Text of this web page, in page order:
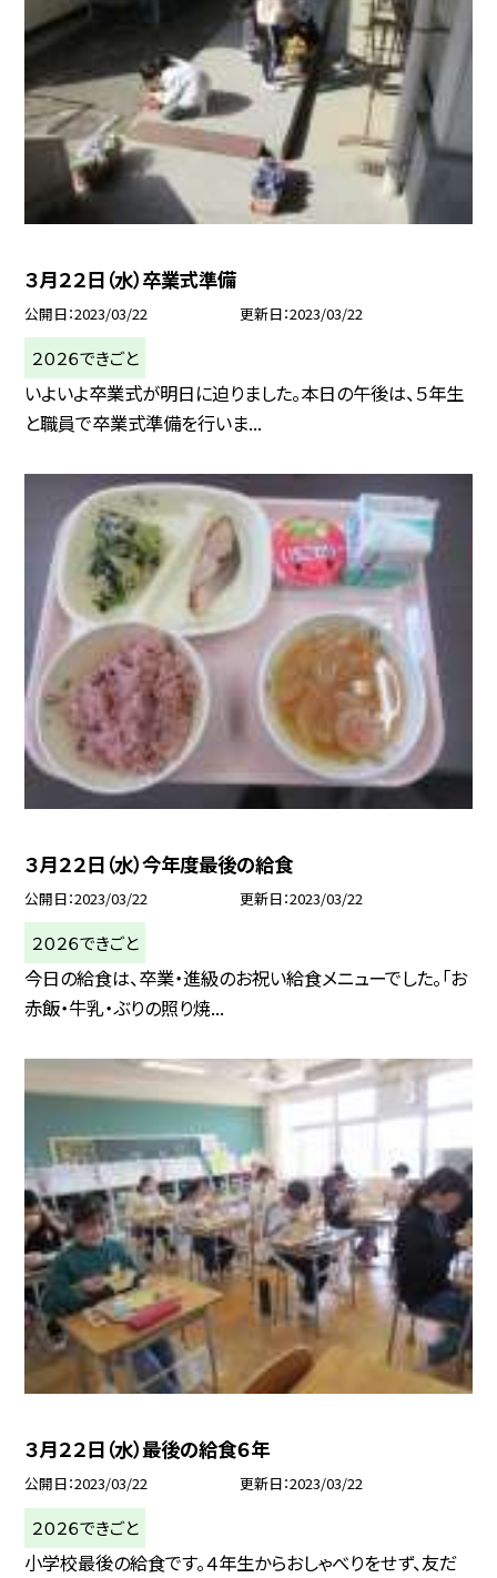
３月２２日（水）卒業式準備
公開日 2023/03/22 更新日 2023/03/22
２０２６できごと
いよいよ卒業式が明日に迫りました。本日の午後は、５年生
と職員で卒業式準備を行いま...
３月２２日（水）今年度最後の給食
公開日 2023/03/22 更新日 2023/03/22
２０２６できごと
今日の給食は、卒業・進級のお祝い給食メニューでした。「お
赤飯・牛乳・ぶりの照り焼...
３月２２日（水）最後の給食６年
公開日 2023/03/22 更新日 2023/03/22
２０２６できごと
小学校最後の給食です。４年生からおしゃべりをせず、友だ